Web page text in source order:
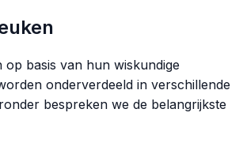
basis van hun wiskundige
onderverdeeld in verschillende
bespreken we de belangrijkste